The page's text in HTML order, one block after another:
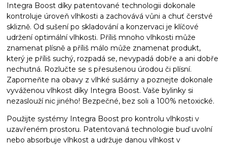
Integra Boost díky patentované technologii dokonale
kontroluje úroveň vlhkosti a zachovává vůni a chuť čerstvé
sklizně. Od sušení po skladování a konzervaci je klíčové
udržení optimální vlhkosti. Příliš mnoho vlhkosti může
znamenat plísně a příliš málo může znamenat produkt,
který je příliš suchý, rozpadá se, nevypadá dobře a ani dobře
nechutná. Rozlučte se s přesušenou úrodou či plísní.
Zapomeňte na obavy z vlhké sušárny a poznejte dokonale
vyváženou vlhkost díky Integra Boost. Vaše bylinky si
nezaslouží nic jiného! Bezpečné, bez soli a 100% netoxické.
Použijte systémy Integra Boost pro kontrolu vlhkosti v
uzavřeném prostoru. Patentovaná technologie buď uvolní
nebo absorbuje vlhkost a udržuje danou vlhkost v